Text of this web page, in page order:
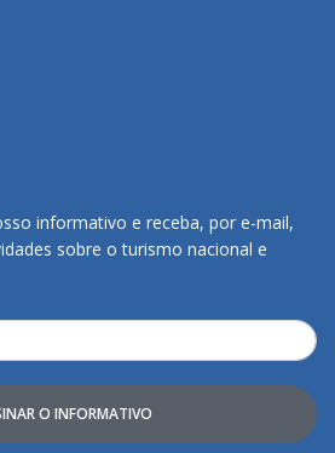
informativo e receba, por e-mail,
sobre o turismo nacional e
O INFORMATIVO